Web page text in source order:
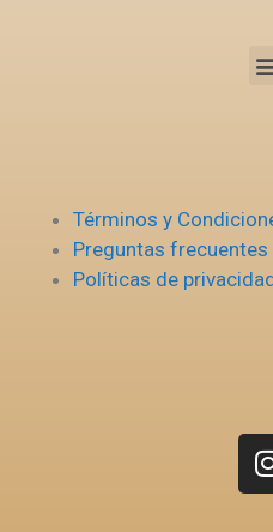
Términos y
Preguntas frecuentes
Políticas de